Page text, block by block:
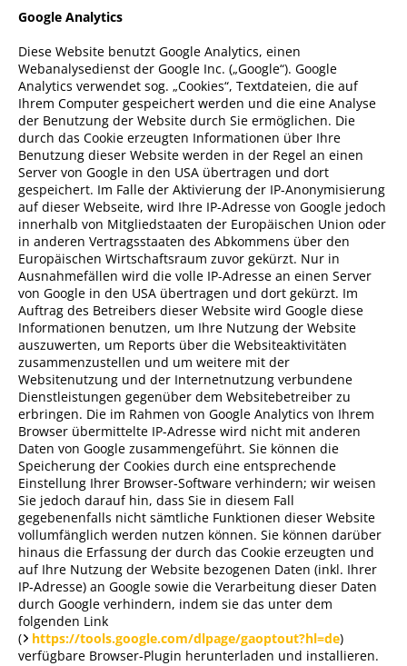
Google Analytics
Diese Website benutzt Google Analytics, einen
Webanalysedienst der Google Inc. („Google“). Google
Analytics verwendet sog. „Cookies“, Textdateien, die auf
Ihrem Computer gespeichert werden und die eine Analyse
der Benutzung der Website durch Sie ermöglichen. Die
durch das Cookie erzeugten Informationen über Ihre
Benutzung dieser Website werden in der Regel an einen
Server von Google in den USA übertragen und dort
gespeichert. Im Falle der Aktivierung der IP-Anonymisierung
auf dieser Webseite, wird Ihre IP-Adresse von Google jedoch
innerhalb von Mitgliedstaaten der Europäischen Union oder
in anderen Vertragsstaaten des Abkommens über den
Europäischen Wirtschaftsraum zuvor gekürzt. Nur in
Ausnahmefällen wird die volle IP-Adresse an einen Server
von Google in den USA übertragen und dort gekürzt. Im
Auftrag des Betreibers dieser Website wird Google diese
Informationen benutzen, um Ihre Nutzung der Website
auszuwerten, um Reports über die Websiteaktivitäten
zusammenzustellen und um weitere mit der
Websitenutzung und der Internetnutzung verbundene
Dienstleistungen gegenüber dem Websitebetreiber zu
erbringen. Die im Rahmen von Google Analytics von Ihrem
Browser übermittelte IP-Adresse wird nicht mit anderen
Daten von Google zusammengeführt. Sie können die
Speicherung der Cookies durch eine entsprechende
Einstellung Ihrer Browser-Software verhindern; wir weisen
Sie jedoch darauf hin, dass Sie in diesem Fall
gegebenenfalls nicht sämtliche Funktionen dieser Website
vollumfänglich werden nutzen können. Sie können darüber
hinaus die Erfassung der durch das Cookie erzeugten und
auf Ihre Nutzung der Website bezogenen Daten (inkl. Ihrer
IP-Adresse) an Google sowie die Verarbeitung dieser Daten
durch Google verhindern, indem sie das unter dem
folgenden Link
(
https://tools.google.com/dlpage/gaoptout?hl=de)
verfügbare Browser-Plugin herunterladen und installieren.